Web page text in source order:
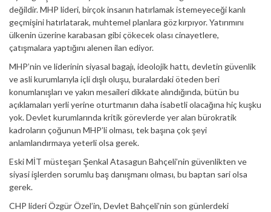
değildir. MHP lideri, birçok insanın hatırlamak istemeyeceği kanlı
geçmişini hatırlatarak, muhtemel planlara göz kırpıyor. Yatırımını
ülkenin üzerine karabasan gibi çökecek olası cinayetlere,
çatışmalara yaptığını alenen ilan ediyor.
MHP’nin ve liderinin siyasal bagajı, ideolojik hattı, devletin güvenlik
ve asli kurumlarıyla içli dışlı oluşu, buralardaki öteden beri
konumlanışları ve yakın mesaileri dikkate alındığında, bütün bu
açıklamaları yerli yerine oturtmanın daha isabetli olacağına hiç kuşku
yok. Devlet kurumlarında kritik görevlerde yer alan bürokratik
kadroların çoğunun MHP’li olması, tek başına çok şeyi
anlamlandırmaya yeterli olsa gerek.
Eski MİT müsteşarı Şenkal Atasagun Bahçeli’nin güvenlikten ve
siyasi işlerden sorumlu baş danışmanı olması, bu baptan sari olsa
gerek.
CHP lideri Özgür Özel’in, Devlet Bahçeli’nin son günlerdeki